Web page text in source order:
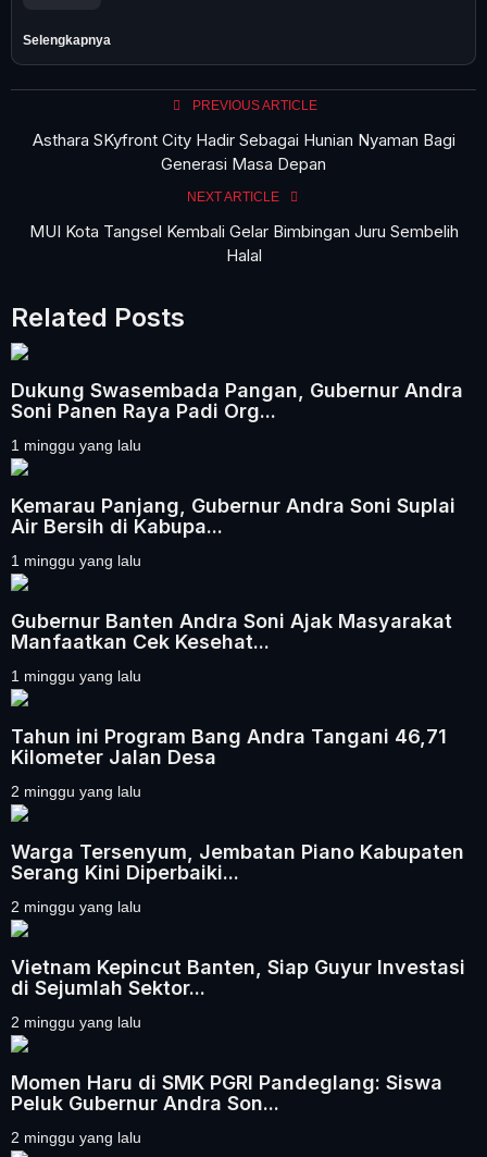
Selengkapnya
PREVIOUS ARTICLE
Asthara SKyfront City Hadir Sebagai Hunian Nyaman Bagi
Generasi Masa Depan
NEXT ARTICLE
MUI Kota Tangsel Kembali Gelar Bimbingan Juru Sembelih
Halal
Related Posts
Dukung Swasembada Pangan, Gubernur Andra
Soni Panen Raya Padi Org...
1 minggu yang lalu
Kemarau Panjang, Gubernur Andra Soni Suplai
Air Bersih di Kabupa...
1 minggu yang lalu
Gubernur Banten Andra Soni Ajak Masyarakat
Manfaatkan Cek Kesehat...
1 minggu yang lalu
Tahun ini Program Bang Andra Tangani 46,71
Kilometer Jalan Desa
2 minggu yang lalu
Warga Tersenyum, Jembatan Piano Kabupaten
Serang Kini Diperbaiki...
2 minggu yang lalu
Vietnam Kepincut Banten, Siap Guyur Investasi
di Sejumlah Sektor...
2 minggu yang lalu
Momen Haru di SMK PGRI Pandeglang: Siswa
Peluk Gubernur Andra Son...
2 minggu yang lalu